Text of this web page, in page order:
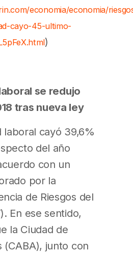
economia/economia/
cayo-45-ultimo-
)
se redujo
tras nueva ley
laboral cayó 39,6%
del año
con un
por la
de Riesgos del
En ese sentido,
la Ciudad de
(CABA), junto con